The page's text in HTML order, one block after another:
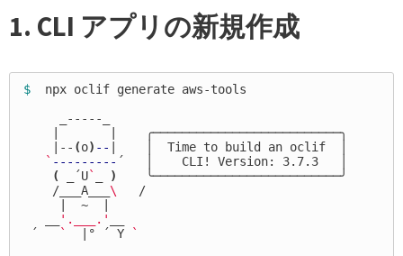
1. CLI アプリの新規作成
$
npx oclif generate aws-tools
     _-----_
    |       |    ╭──────────────────────────╮
    |--
(o) -- |    │  Time to build an oclif  │
` --------- ´   │    CLI! Version: 3.7.3   │
(
_´U` )
    ╰──────────────────────────╯
    /___A___
\
  /
     |  ~  |
'.___.'
´
`
  |° ´ Y
`